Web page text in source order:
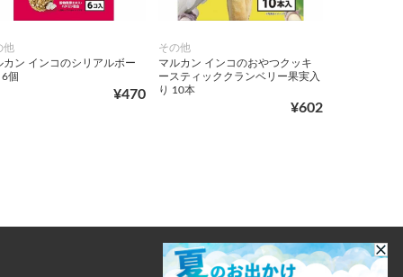
他
カン インコのシリアルボー
6個
¥470
その他
マルカン インコのおやつクッキ
ースティッククランベリー果実入
り 10本
¥602